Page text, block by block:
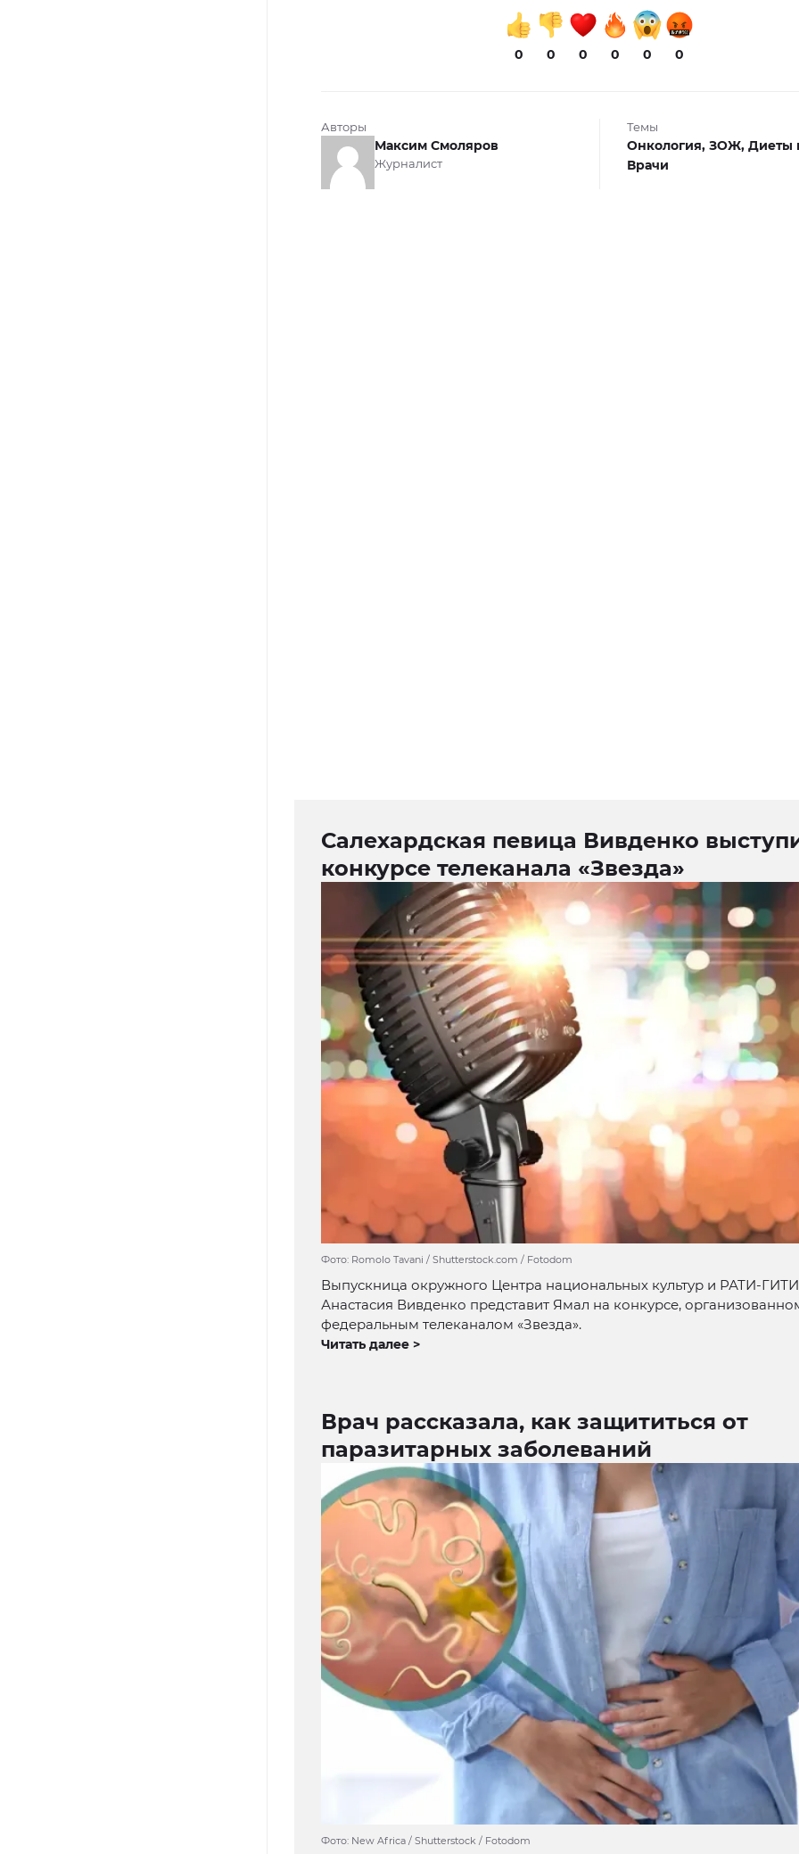
0 0 0 0 0 0
Авторы
Максим Смоляров
Журналист
Темы
Онкология, ЗОЖ, Диеты
Врачи
Салехардская певица Вивденко
конкурсе телеканала «Звезда»
Фото: Romolo Tavani / Shutterstock.com / Fotodom
Выпускница окружного Центра национальных культур и РАТИ-
Анастасия Вивденко представит Ямал на конкурсе,
федеральным телеканалом «Звезда».
Читать далее >
Врач рассказала, как защититься от
паразитарных заболеваний
Фото: New Africa / Shutterstock / Fotodom